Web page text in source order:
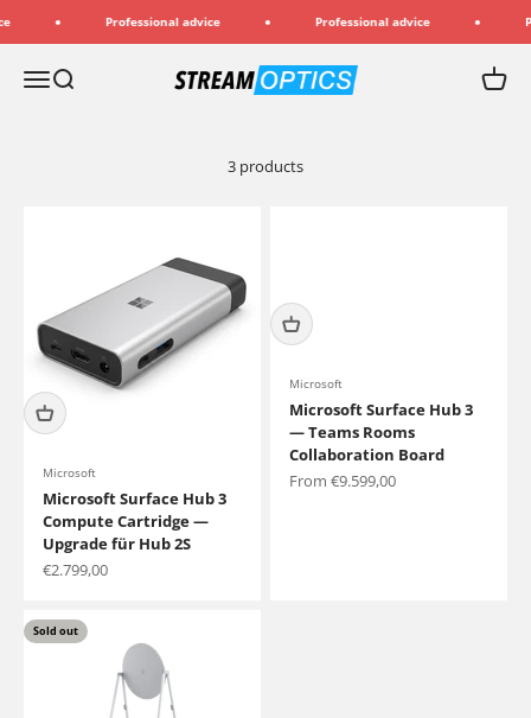
Professional advice Professional advice
MenuSearch Streamoptics.de Cart
3 products
Microsoft
Microsoft Surface Hub 3
Compute Cartridge —
Upgrade für Hub 2S
Sale price
€2.799,00
Microsoft
Microsoft Surface Hub 3
— Teams Rooms
Collaboration Board
Sale price
From €9.599,00
Sold out